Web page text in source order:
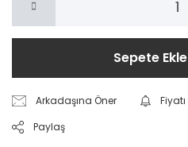
Sepete Ekle
Arkadaşına Öner
Paylaş